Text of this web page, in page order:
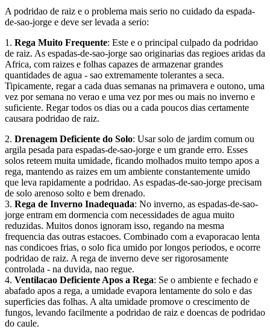
A podridao de raiz e o problema mais serio no cuidado da espada-
de-sao-jorge e deve ser levada a serio:
1. Rega Muito Frequente: Este e o principal culpado da podridao
de raiz. As espadas-de-sao-jorge sao originarias das regioes aridas da
Africa, com raizes e folhas capazes de armazenar grandes
quantidades de agua - sao extremamente tolerantes a seca.
Tipicamente, regar a cada duas semanas na primavera e outono, uma
vez por semana no verao e uma vez por mes ou mais no inverno e
suficiente. Regar todos os dias ou a cada poucos dias certamente
causara podridao de raiz.
2. Drenagem Deficiente do Solo: Usar solo de jardim comum ou
argila pesada para espadas-de-sao-jorge e um grande erro. Esses
solos reteem muita umidade, ficando molhados muito tempo apos a
rega, mantendo as raizes em um ambiente constantemente umido
que leva rapidamente a podridao. As espadas-de-sao-jorge precisam
de solo arenoso solto e bem drenado.
3. Rega de Inverno Inadequada: No inverno, as espadas-de-sao-
jorge entram em dormencia com necessidades de agua muito
reduzidas. Muitos donos ignoram isso, regando na mesma
frequencia das outras estacoes. Combinado com a evaporacao lenta
nas condicoes frias, o solo fica umido por longos periodos, e ocorre
podridao de raiz. A rega de inverno deve ser rigorosamente
controlada - na duvida, nao regue.
4. Ventilacao Deficiente Apos a Rega: Se o ambiente e fechado e
abafado apos a rega, a umidade evapora lentamente do solo e das
superficies das folhas. A alta umidade promove o crescimento de
fungos, levando facilmente a podridao de raiz e doencas de podridao
do caule.